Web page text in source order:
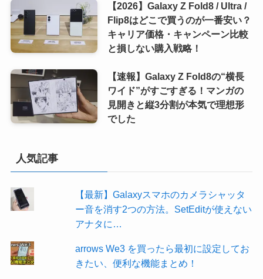
【2026】Galaxy Z Fold8 / Ultra /
Flip8はどこで買うのが一番安い？
キャリア価格・キャンペーン比較
と損しない購入戦略！
【速報】Galaxy Z Fold8の“横長
ワイド”がすごすぎる！マンガの
見開きと縦3分割が本気で理想形
でした
人気記事
【最新】Galaxyスマホのカメラシャッタ
ー音を消す2つの方法。SetEditが使えない
アナタに…
arrows We3 を買ったら最初に設定してお
きたい、便利な機能まとめ！